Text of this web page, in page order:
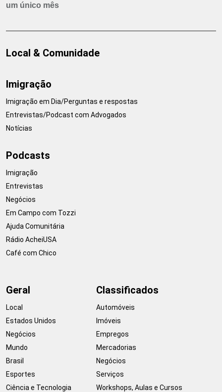
um único mês
Local & Comunidade
Imigração
Imigração em Dia/Perguntas e respostas
Entrevistas/Podcast com Advogados
Notícias
Podcasts
Imigração
Entrevistas
Negócios
Em Campo com Tozzi
Ajuda Comunitária
Rádio AcheiUSA
Café com Chico
Geral
Local
Estados Unidos
Negócios
Mundo
Brasil
Esportes
Ciência e Tecnologia
Classificados
Automóveis
Imóveis
Empregos
Mercadorias
Negócios
Serviços
Workshops, Aulas e Cursos